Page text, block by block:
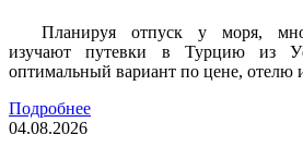
Планируя отпуск у моря,
изучают путевки в Турцию из
оптимальный вариант по цене, отелю
Подробнее
04.08.2026